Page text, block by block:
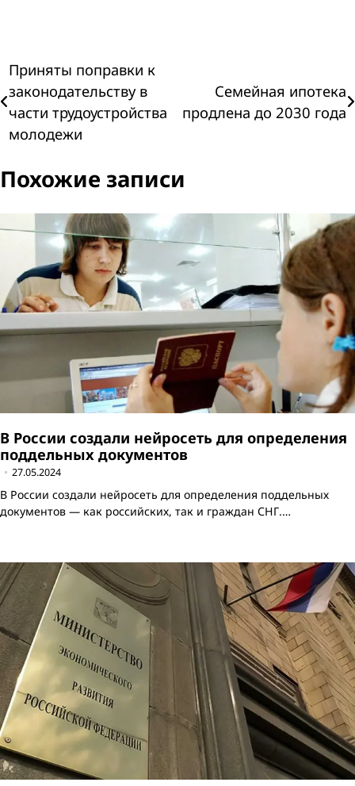
Навигация
по
записям
Приняты поправки к
законодательству в
части трудоустройства
молодежи
Семейная ипотека
продлена до 2030 года
Похожие записи
В России создали нейросеть для определения
поддельных документов
27.05.2024
В России создали нейросеть для определения поддельных
документов — как российских, так и граждан СНГ.…